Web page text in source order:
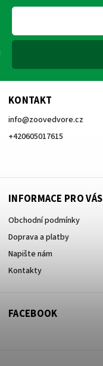
KONTAKT
info@zoovedvore.cz
+420605017615
INFORMACE PRO VÁS
Obchodní podmínky
Doprava a platby
Napište nám
Kontakty
FACEBOOK